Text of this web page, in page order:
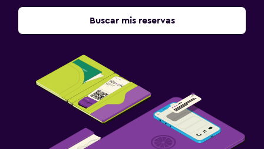
Buscar mis reservas